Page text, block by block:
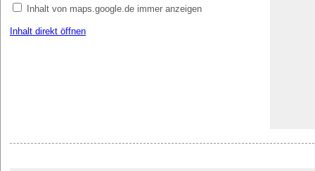
Inhalt von maps.google.de immer anzeigen
Inhalt direkt öffnen